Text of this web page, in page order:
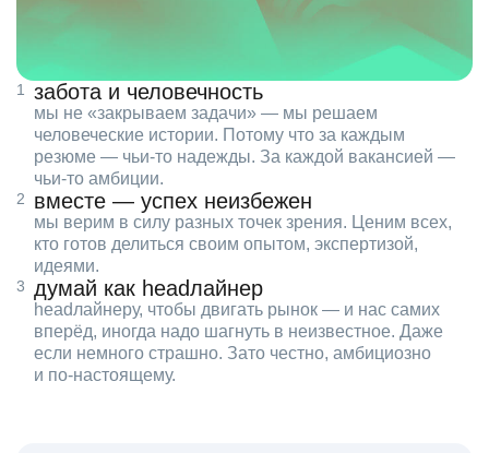
забота и человечность
мы не «закрываем задачи» — мы решаем
человеческие истории. Потому что за каждым
резюме — чьи‑то надежды. За каждой вакансией —
чьи‑то амбиции.
вместе — успех неизбежен
мы верим в силу разных точек зрения. Ценим всех,
кто готов делиться своим опытом, экспертизой,
идеями.
думай как headлайнер
headлайнеру, чтобы двигать рынок — и нас самих
вперёд, иногда надо шагнуть в неизвестное. Даже
если немного страшно. Зато честно, амбициозно
и по‑настоящему.